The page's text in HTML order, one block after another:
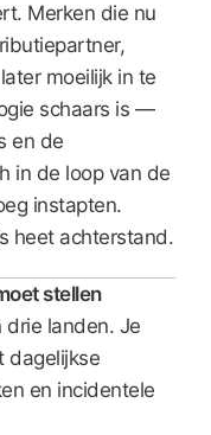
Merken die nu
moeilijk in te
schaars is —
en de
in de loop van de
instapten.
heet achterstand.
stellen
drie landen. Je
dagelijkse
en incidentele